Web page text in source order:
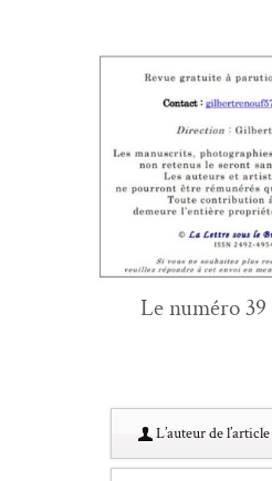
Le numéro
L’au­teur de l’article